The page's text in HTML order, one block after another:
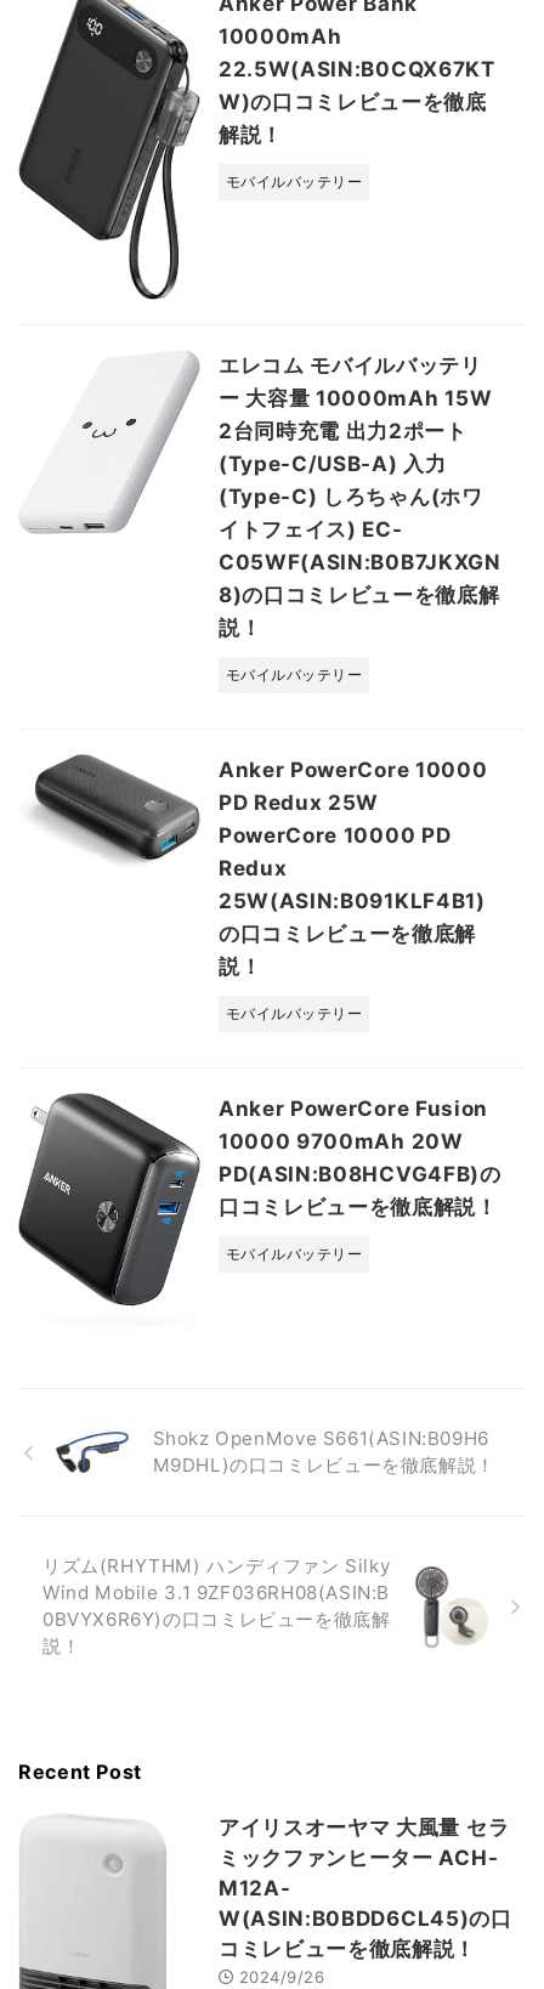
10000mAh
22.5W(ASIN:B0CQX67KT
W)の口コミレビューを徹底
解説！
モバイルバッテリー
エレコム モバイルバッテリ
ー 大容量 10000mAh 15W
2台同時充電 出力2ポート
(Type-C/USB-A) 入力
(Type-C) しろちゃん(ホワ
イトフェイス) EC-
C05WF(ASIN:B0B7JKXGN
8)の口コミレビューを徹底解
説！
モバイルバッテリー
Anker PowerCore 10000
PD Redux 25W
PowerCore 10000 PD
Redux
25W(ASIN:B091KLF4B1)
の口コミレビューを徹底解
説！
モバイルバッテリー
Anker PowerCore Fusion
10000 9700mAh 20W
PD(ASIN:B08HCVG4FB)の
口コミレビューを徹底解説！
モバイルバッテリー
Shokz OpenMove S661(ASIN:B09H6
M9DHL)の口コミレビューを徹底解説！
リズム(RHYTHM) ハンディファン Silky
Wind Mobile 3.1 9ZF036RH08(ASIN:B
0BVYX6R6Y)の口コミレビューを徹底解
説！
Recent Post
アイリスオーヤマ 大風量 セラ
ミックファンヒーター ACH-
M12A-
W(ASIN:B0BDD6CL45)の口
コミレビューを徹底解説！
2024/9/26